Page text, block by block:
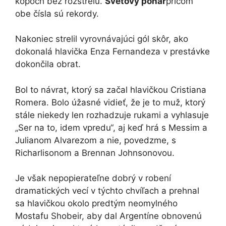
obe čísla sú rekordy.
Nakoniec strelil vyrovnávajúci gól skôr, ako
dokonalá hlavička Enza Fernandeza v prestávke
dokončila obrat.
Bol to návrat, ktorý sa začal hlavičkou Cristiana
Romera. Bolo úžasné vidieť, že je to muž, ktorý
stále niekedy len rozhadzuje rukami a vyhlasuje
„Ser na to, idem vpredu“, aj keď hrá s Messim a
Julianom Alvarezom a nie, povedzme, s
Richarlisonom a Brennan Johnsonovou.
Je však nepopierateľne dobrý v robení
dramatických vecí v týchto chvíľach a prehnal
sa hlavičkou okolo predtým neomylného
Mostafu Shobeir, aby dal Argentíne obnovenú